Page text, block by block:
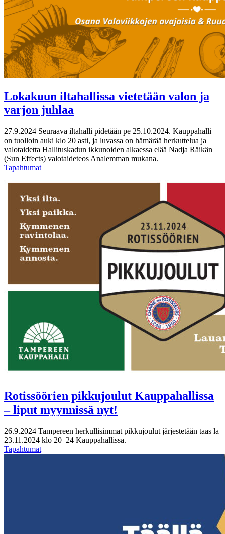
Lokakuun iltahallissa vietetään valon ja
varjon juhlaa
27.9.2024 Seuraava iltahalli pidetään pe 25.10.2024. Kauppahalli
on tuolloin auki klo 20 asti, ja luvassa on hämärää herkuttelua ja
valotaidetta Hallituskadun ikkunoiden alkaessa elää Nadja Räikän
(Sun Effects) valotaideteos Analemman mukana.
Tapahtumat
Rotissöörien pikkujoulut Kauppahallissa
– liput myynnissä nyt!
26.9.2024 Tampereen herkullisimmat pikkujoulut järjestetään taas la
23.11.2024 klo 20–24 Kauppahallissa.
Tapahtumat